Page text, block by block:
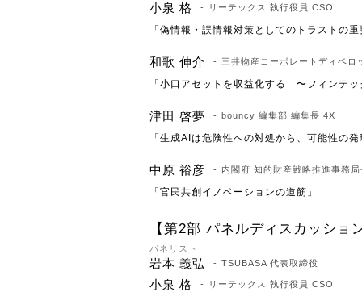
小泉 格 リーテックス 執行役員 CSO
「偽情報・誤情報対策としてのトラストの
和歌 伸介 三井物産コーポレートディベ
「小口アセットを収益化する 〜フィンテ
津田 啓夢 bouncy 編集部 編集長 4X
「生成AIは危険性への対処から、可能性の
中原 裕彦 内閣府 知的財産戦略推進事務局
「官民共創イノベーションの道筋」
【第2部 パネルディスカッショ
パネリスト
岩本 義弘 TSUBASA 代表取締役
小泉 格 リーテックス 執行役員 CSO